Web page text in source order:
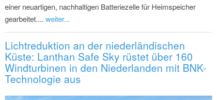
einer neuartigen, nachhaltigen Batteriezelle für Heimspeicher
gearbeitet.... weiter...
Lichtreduktion an der niederländischen
Küste: Lanthan Safe Sky rüstet über 160
Windturbinen in den Niederlanden mit BNK-
Technologie aus